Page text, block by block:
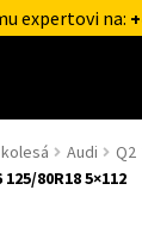
expertovi na:
Audi Q2
80R18 5×112